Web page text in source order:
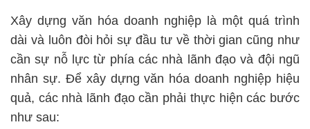
Xây dựng văn hóa doanh nghiệp là một quá trình
dài và luôn đòi hỏi sự đầu tư về thời gian cũng như
cần sự nỗ lực từ phía các nhà lãnh đạo và đội ngũ
nhân sự. Để xây dựng văn hóa doanh nghiệp hiệu
quả, các nhà lãnh đạo cần phải thực hiện các bước
như sau: